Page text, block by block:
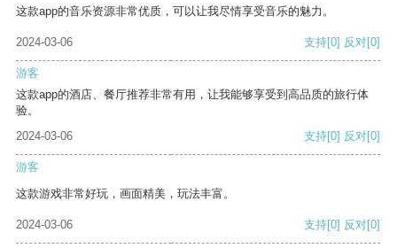
这款app的音乐资源非常优质，可以让我尽情享受音乐的魅力。
2024-03-06 支持[0] 反对[0]
游客
这款app的酒店、餐厅推荐非常有用，让我能够享受到高品质的旅行体
验。
2024-03-06
支持[0] 反对[0]
游客
这款游戏非常好玩，画面精美，玩法丰富。
2024-03-06 支持[0] 反对[0]